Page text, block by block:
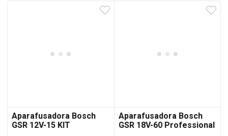
Aparafusadora Bosch
GSR 12V-15 KIT
Aparafusadora Bosch
GSR 18V-60 Professional